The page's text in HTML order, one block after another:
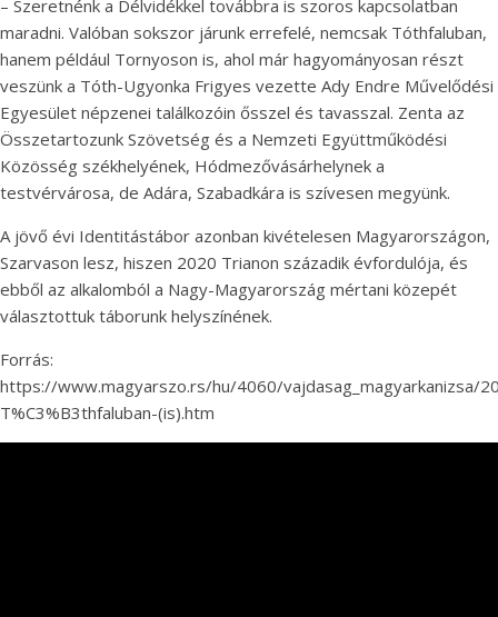
– Szeretnénk a Délvidékkel továbbra is szoros kapcsolatban
maradni. Valóban sokszor járunk errefelé, nemcsak Tóthfaluban,
hanem például Tornyoson is, ahol már hagyományosan részt
veszünk a Tóth-Ugyonka Frigyes vezette Ady Endre Művelődési
Egyesület népzenei találkozóin ősszel és tavasszal. Zenta az
Összetartozunk Szövetség és a Nemzeti Együttműködési
Közösség székhelyének, Hódmezővásárhelynek a
testvérvárosa, de Adára, Szabadkára is szívesen megyünk.
A jövő évi Identitástábor azonban kivételesen Magyarországon,
Szarvason lesz, hiszen 2020 Trianon századik évfordulója, és
ebből az alkalomból a Nagy-Magyarország mértani közepét
választottuk táborunk helyszínének.
Forrás:
https://www.magyarszo.rs/hu/4060/vajdasag_magyarkanizsa/
T%C3%B3thfaluban-(is).htm